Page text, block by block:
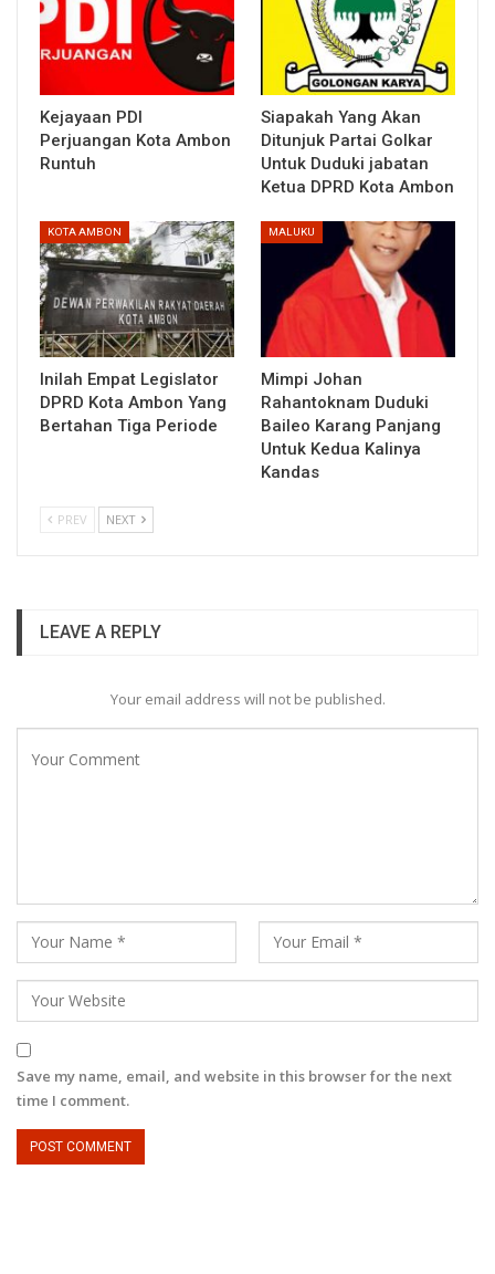
Kejayaan PDI
Perjuangan Kota Ambon
Runtuh
Siapakah Yang Akan
Ditunjuk Partai Golkar
Untuk Duduki jabatan
Ketua DPRD Kota Ambon
KOTA AMBON
Inilah Empat Legislator
DPRD Kota Ambon Yang
Bertahan Tiga Periode
MALUKU
Mimpi Johan
Rahantoknam Duduki
Baileo Karang Panjang
Untuk Kedua Kalinya
Kandas
PREV NEXT
LEAVE A REPLY
Your email address will not be published.
Save my name, email, and website in this browser for the next
time I comment.